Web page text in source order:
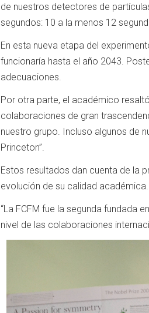
de nuestros detectores de
segundos: 10 a la menos 12
En esta nueva etapa del
funcionaría hasta el año 2043.
adecuaciones.
Por otra parte, el académico
colaboraciones de gran
nuestro grupo. Incluso algunos de
Princeton”.
Estos resultados dan cuenta de la
evolución de su calidad académica.
“La FCFM fue la segunda fundada
nivel de las colaboraciones